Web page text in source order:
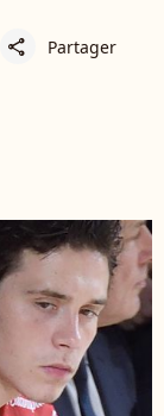
share Partager